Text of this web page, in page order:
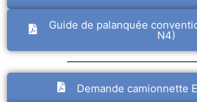
Guide de palanquée
N4)
Demande camionnette